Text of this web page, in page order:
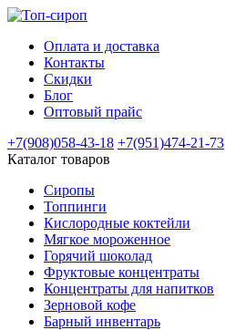
Оплата и доставка
Контакты
Скидки
Блог
Оптовый прайс
+7(908)058-43-18 +7(951)474-21-73
Каталог товаров
Сиропы
Топпинги
Кислородные коктейли
Мягкое мороженное
Горячий шоколад
Фруктовые концентраты
Концентраты для напитков
Зерновой кофе
Барный инвентарь